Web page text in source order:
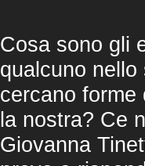
Cosa sono gli
qualcuno
cercano forme
la nostra? Ce
Giovanna